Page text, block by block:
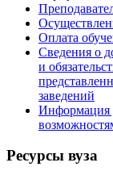
Оплата
Сведения о
и
заведений
Информация
Ресурсы вуза